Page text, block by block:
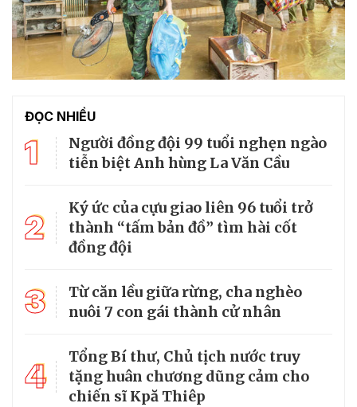
ĐỌC NHIỀU
1
Người đồng đội 99 tuổi nghẹn ngào
tiễn biệt Anh hùng La Văn Cầu
2
Ký ức của cựu giao liên 96 tuổi trở
thành “tấm bản đồ” tìm hài cốt
đồng đội
3
Từ căn lều giữa rừng, cha nghèo
nuôi 7 con gái thành cử nhân
4
Tổng Bí thư, Chủ tịch nước truy
tặng huân chương dũng cảm cho
chiến sĩ Kpă Thiêp